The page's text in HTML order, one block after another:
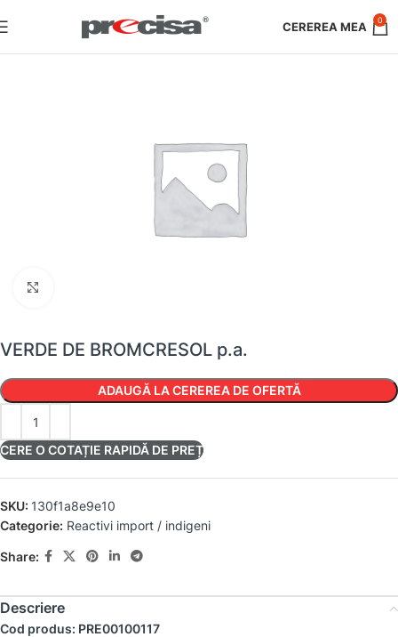
0
VERDE DE BROMCRESOL p.a.
ADAUGĂ LA CEREREA DE OFERTĂ
CERE O COTAȚIE RAPIDĂ DE PREȚ
SKU: 130f1a8e9e10
Categorie: Reactivi import / indigeni
Share:
Descriere
Cod produs: PRE00100117